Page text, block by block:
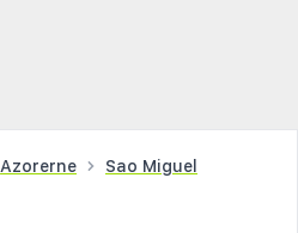
Azorerne
Sao Miguel